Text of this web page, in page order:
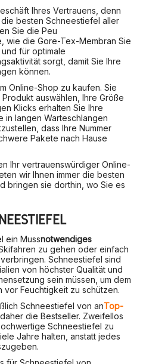
Ihres Vertrauens, denn
besten Schneestiefel aller
Sie die Peu
wie die Gore-Tex-Membran Sie
für optimale
sorgt, damit Sie Ihre
können.
Online-Shop zu kaufen. Sie
auswählen, Ihre Größe
Klicks erhalten Sie Ihre
in langen Warteschlangen
dass Ihre Nummer
Pakete nach Hause
Ihr vertrauenswürdiger Online-
wir Ihnen immer die besten
bringen sie dorthin, wo Sie es
ein Mussnotwendiges
zu gehen oder einfach
Schneestiefel sind
von höchster Qualität und
sein müssen, um dem
vor Feuchtigkeit zu schützen.
Schneestiefel von anTop-
die Bestseller. Zweifellos
Schneestiefel zu
Jahre halten, anstatt jedes